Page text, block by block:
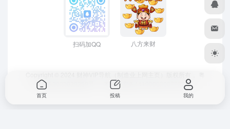
扫码加QQ 八方来财
ICP备2022039259号
、 粤公网安备44190002007732号
首页 投稿 我的